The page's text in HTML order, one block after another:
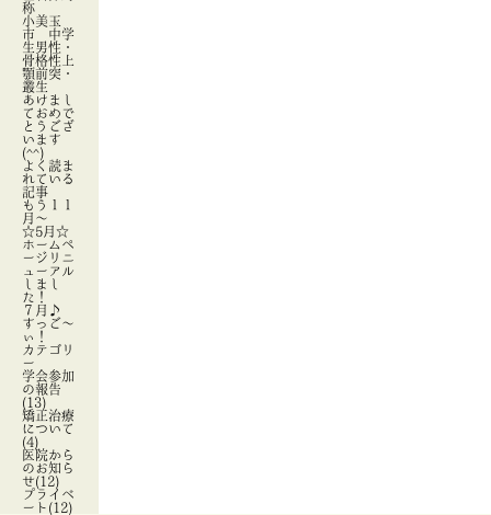
称
小美玉
市 中学
生男性・
骨格性上
顎前突・
叢生
あけまし
ておめで
とうござ
います
(^^)
よく読ま
れている
記事
もう１１
月～
☆5月☆
ホームペ
ージリニ
ューアル
しまし
た！
７月♪
すっご～
ぃ！
カテゴリ
ー
学会参加
の報告
(13)
矯正治療
について
(4)
医院から
のお知ら
せ(12)
プライベ
ート(12)